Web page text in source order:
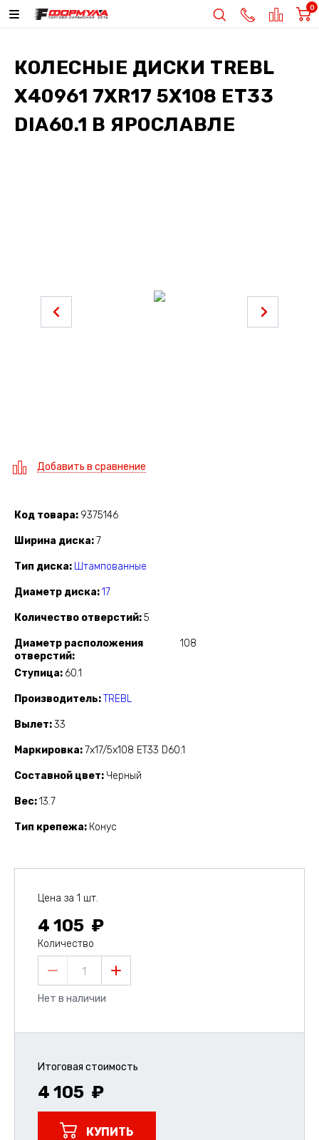
0
КОЛЕСНЫЕ ДИСКИ TREBL
X40961 7XR17 5X108 ET33
DIA60.1 В ЯРОСЛАВЛЕ
Добавить в сравнение
Код товара 9375146
Ширина диска 7
Тип диска Штампованные
Диаметр диска 17
Количество отверстий 5
Диаметр расположения
отверстий
108
Ступица 60.1
Производитель TREBL
Вылет 33
Маркировка 7x17/5x108 ET33 D60.1
Составной цвет Черный
Вес 13.7
Тип крепежа Конус
Цена за 1 шт.
4 105
Количество
1
Нет в наличии
Итоговая стоимость
4 105
КУПИТЬ